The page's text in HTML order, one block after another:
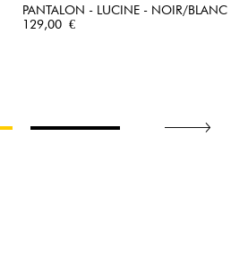
PANTALON - LUCINE - NOIR/BLANC
Prix
129,00 €